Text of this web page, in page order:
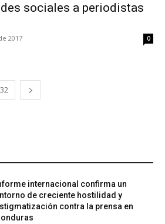
sociales a periodistas
2017 0
32
internacional confirma un
de creciente hostilidad y
contra la prensa en